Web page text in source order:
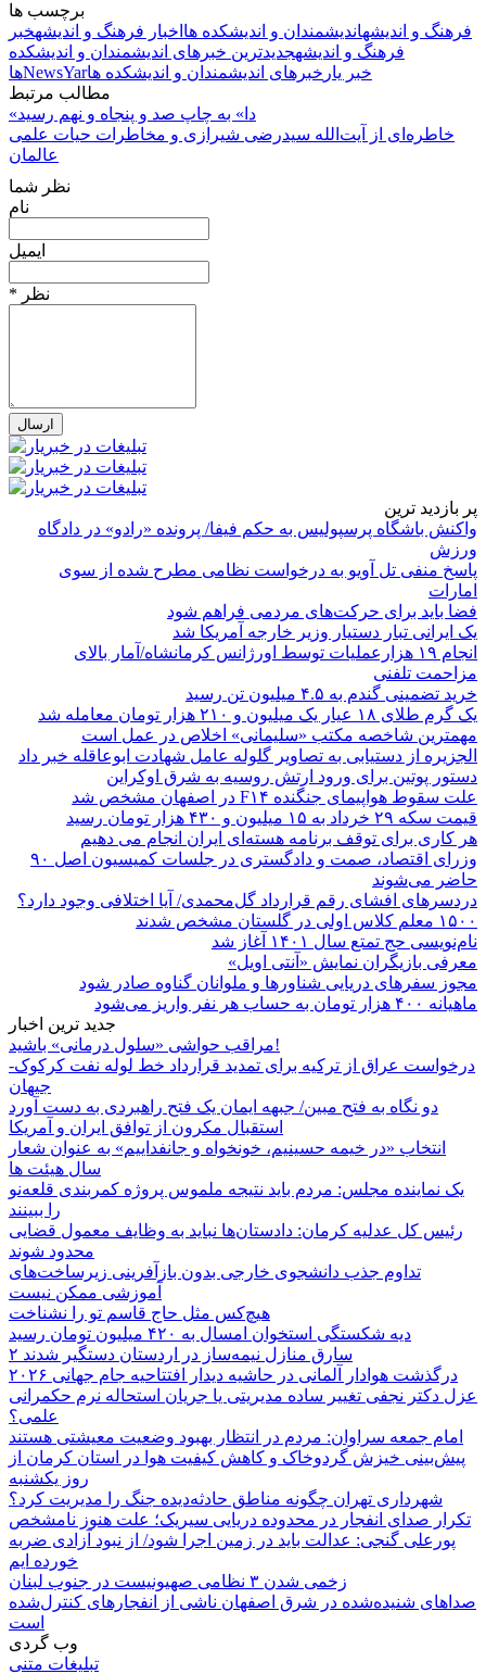
برچسب ها
فرهنگ و اندیشهاندیشمندان و اندیشکده ها اخبار فرهنگ و اندیشهخبر
فرهنگ و اندیشهجدیدترین خبرهای اندیشمندان و اندیشکده
هاNewsYar خبر یار خبرهای اندیشمندان و اندیشکده ها
مطالب مرتبط
«دا» به چاپ صد و پنجاه‌ و نهم رسید
خاطره‌ای از آیت‌الله سیدرضی شیرازی و مخاطرات حیات علمی
عالمان
نظر شما
نام
ایمیل
* نظر
پر بازدید ترین
واکنش باشگاه پرسپولیس به حکم فیفا/ پرونده «رادو» در دادگاه
ورزش
پاسخ منفی تل آویو به درخواست نظامی مطرح شده از سوی
امارات
فضا باید برای حرکت‌های مردمی فراهم شود
یک ایرانی تبار دستیار وزیر خارجه آمریکا شد
انجام ۱۹ هزارعملیات توسط اورژانس کرمانشاه/آمار بالای
مزاحمت تلفنی
خرید تضمینی گندم به ۴.۵ میلیون تن رسید
یک گرم طلای ۱۸ عیار یک میلیون و ۲۱۰ هزار تومان معامله شد
مهمترین شاخصه مکتب «سلیمانی» اخلاص در عمل است
الجزیره از دستیابی به تصاویر گلوله عامل شهادت ابوعاقله خبر داد
دستور پوتین برای ورود ارتش روسیه به شرق اوکراین
علت سقوط هواپیمای جنگنده F۱۴ در اصفهان مشخص شد
قیمت سکه ۲۹ خرداد به ۱۵ میلیون و ۴۳۰ هزار تومان رسید
هر کاری برای توقف برنامه هسته‌ای ایران انجام می دهیم
وزرای اقتصاد، صمت و دادگستری در جلسات کمیسیون اصل ۹۰
حاضر می‌شوند
دردسرهای افشای رقم قرارداد گل‌محمدی/ آیا اختلافی وجود دارد؟
۱۵۰۰ معلم کلاس اولی در گلستان مشخص شدند
نام‌نویسی حج تمتع سال ۱۴۰۱ آغاز شد
معرفی بازیگران نمایش «آنتی اویل»
مجوز سفرهای دریایی شناورها و ملوانان گناوه صادر شود
ماهیانه ۴۰۰ هزار تومان به حساب هر نفر واریز می‌شود
جدید ترین اخبار
مراقب حواشی «سلول درمانی» باشید!
درخواست عراق از ترکیه برای تمدید قرارداد خط لوله نفت کرکوک-
جیهان
دو نگاه به فتح مبین/ جبهه ایمان یک فتح راهبردی به دست آورد
استقبال مکرون از توافق ایران و آمریکا
انتخاب «در خیمه حسینیم، خونخواه و جانفداییم» به عنوان شعار
سال هیئت ها
یک نماینده مجلس: مردم باید نتیجه ملموس پروژه کمربندی قلعه‌نو
را ببینند
رئیس کل عدلیه کرمان: دادستان‌ها نباید به وظایف معمول قضایی
محدود شوند
تداوم جذب دانشجوی خارجی بدون بازآفرینی زیرساخت‌های
آموزشی ممکن نیست
هیچ‌کس مثل حاج قاسم تو را نشناخت
دیه شکستگی استخوان امسال به ۴۲۰ میلیون تومان رسید
۲ سارق منازل نیمه‌ساز در اردستان دستگیر شدند
درگذشت هوادار آلمانی در حاشیه دیدار افتتاحیه جام جهانی ۲۰۲۶
عزل دکتر نجفی تغییر ساده مدیریتی یا جریان استحاله نرم حکمرانی
علمی؟
امام جمعه سراوان: مردم در انتظار بهبود وضعیت معیشتی هستند
پیش‌بینی خیزش گردوخاک و کاهش کیفیت هوا در استان کرمان از
روز یکشنبه
شهرداری تهران چگونه مناطق حادثه‌دیده جنگ را مدیریت کرد؟
تکرار صدای انفجار در محدوده دریایی سیریک؛ علت هنوز نامشخص
پورعلی گنجی: عدالت باید در زمین اجرا شود/ از نبود آزادی ضربه
خورده ایم
زخمی شدن ۳ نظامی صهیونیست در جنوب لبنان
صداهای شنیده‌شده در شرق اصفهان ناشی از انفجارهای کنترل‌شده
است
وب گردی
تبلیغات متنی